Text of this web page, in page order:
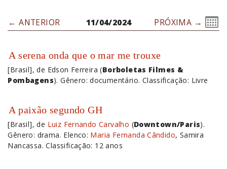
← ANTERIOR 11/04/2024 PRÓXIMA →
A serena onda que o mar me trouxe
[Brasil], de Edson Ferreira (Borboletas Filmes &
Pombagens). Gênero: documentário. Classificação: Livre
A paixão segundo GH
[Brasil], de Luiz Fernando Carvalho (Downtown/Paris).
Gênero: drama. Elenco: Maria Fernanda Cândido, Samira
Nancassa. Classificação: 12 anos